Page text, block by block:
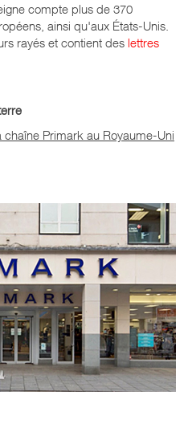
compte plus de 370
ainsi qu'aux États-Unis.
rayés et contient des lettres
chaîne Primark au Royaume-Uni